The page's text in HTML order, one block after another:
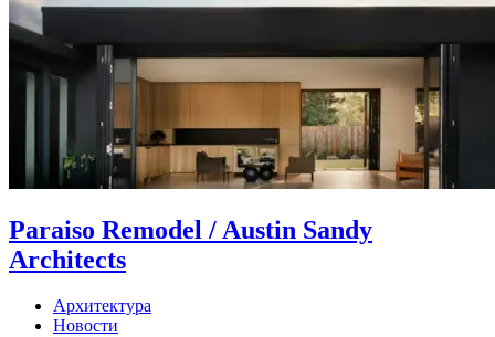
Paraiso Remodel / Austin Sandy
Architects
Архитектура
Новости